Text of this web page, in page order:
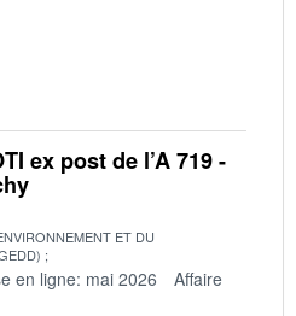
ex post de l’A 719 -
ET DU
en ligne: mai 2026
Affaire